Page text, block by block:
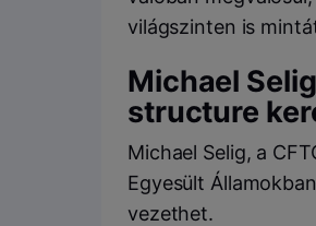
világszinten is
Michael
structure
Michael Selig, a
Egyesült
vezethet.